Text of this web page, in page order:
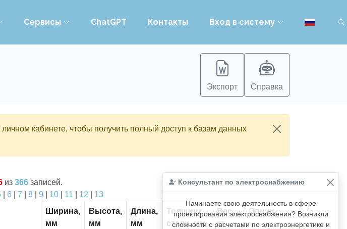
Сервисы ChatGPT Контакты Вход в систему
Экспорт Справка
кабинете, чтобы получить полный доступ к базам данных
Консультант по электроснабжению
Начинаете свою деятельность в сфере
проектирования электроснабжения? Возникли
сложности с расчетами по электроэнергетике и
из 366 записей.
| 6 7 8| 9 10| 11 12
13
Ширина,
мм
Высота,
мм
Длина,
мм
Толщина
стали, мм
Вес,
кг
Опции